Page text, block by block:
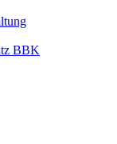
BBK